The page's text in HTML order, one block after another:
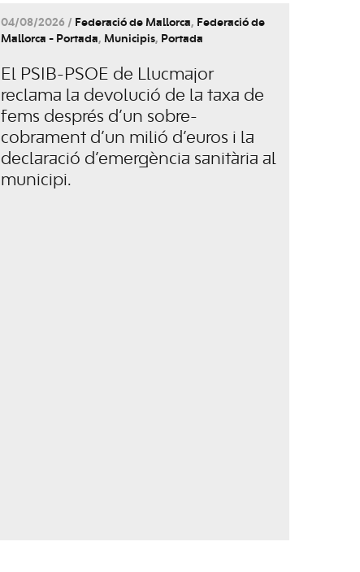
04/08/2026 / Federació de Mallorca, Federació de
Mallorca - Portada, Municipis, Portada
El PSIB-PSOE de Llucmajor
reclama la devolució de la taxa de
fems després d’un sobre-
cobrament d’un milió d’euros i la
declaració d’emergència sanitària al
municipi.